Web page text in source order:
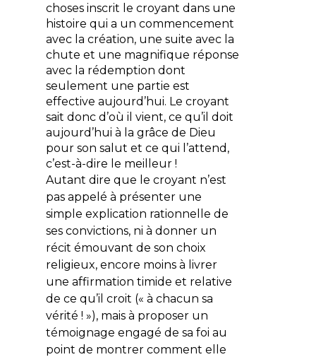
choses inscrit le croyant dans une
histoire qui a un commencement
avec la création, une suite avec la
chute et une magnifique réponse
avec la rédemption dont
seulement une partie est
effective aujourd’hui. Le croyant
sait donc d’où il vient, ce qu’il doit
aujourd’hui à la grâce de Dieu
pour son salut et ce qui l’attend,
c’est-à-dire le meilleur !
Autant dire que le croyant n’est
pas appelé à présenter une
simple explication rationnelle de
ses convictions, ni à donner un
récit émouvant de son choix
religieux, encore moins à livrer
une affirmation timide et relative
de ce qu’il croit (« à chacun sa
vérité ! »), mais à proposer un
témoignage engagé de sa foi au
point de montrer comment elle